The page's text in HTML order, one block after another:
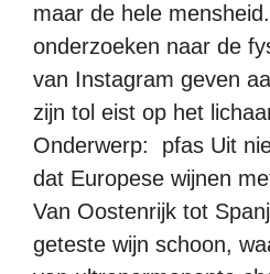
maar de hele
onderzoeken naar de
van Instagram geven
zijn tol eist op het
Onderwerp: pfas Uit
dat Europese wijnen
Van Oostenrijk tot
geteste wijn schoon,